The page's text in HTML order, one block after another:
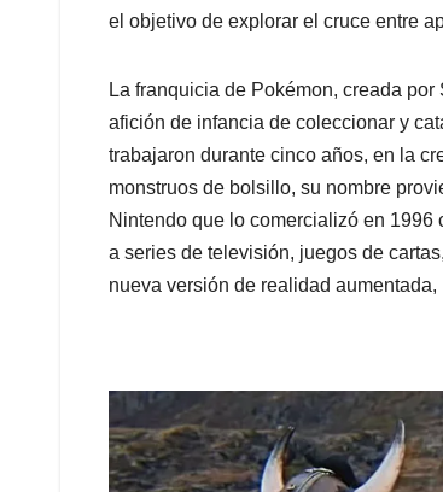
el objetivo de explorar el cruce entre
La franquicia de Pokémon, creada
afición de infancia de coleccionar y
trabajaron durante cinco años, en la
monstruos de bolsillo, su nombre
Nintendo que lo comercializó en
a series de televisión, juegos de
nueva versión de realidad aumentada,